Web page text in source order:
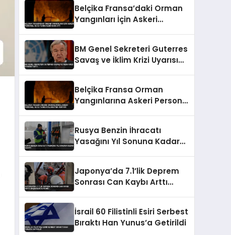
Belçika Fransa’daki Orman
Yangınları İçin Askeri
BM Genel Sekreteri Guterres
Savaş ve İklim Krizi Uyarısı
Belçika Fransa Orman
Yangınlarına Askeri Personel
Rusya Benzin İhracatı
Yasağını Yıl Sonuna Kadar
Japonya’da 7.1’lik Deprem
Sonrası Can Kaybı Arttı
İsrail 60 Filistinli Esiri Serbest
Bıraktı Han Yunus’a Getirildi